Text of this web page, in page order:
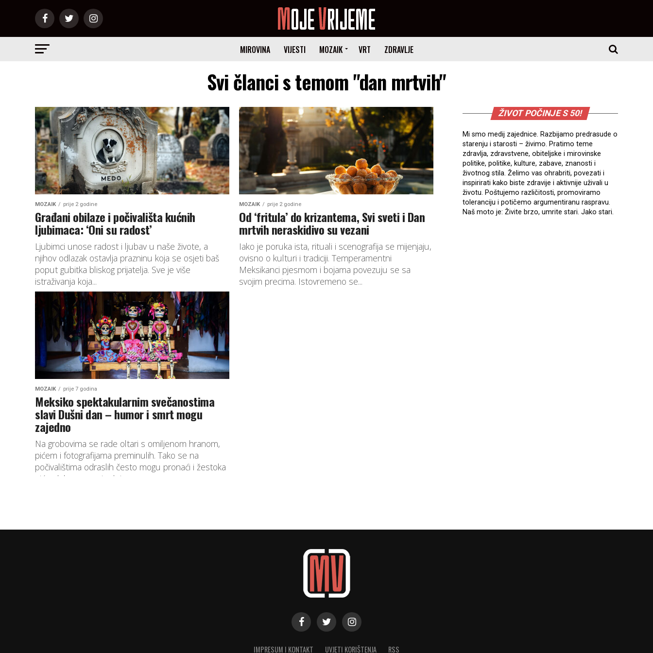
MIROVINA VIJESTI MOZAIK VRT ZDRAVLJE
Svi članci s temom "dan mrtvih"
MOZAIK prije 2 godine
Građani obilaze i počivališta kućnih
ljubimaca: ‘Oni su radost’
Ljubimci unose radost i ljubav u naše živote, a
njihov odlazak ostavlja prazninu koja se osjeti baš
poput gubitka bliskog prijatelja. Sve je više
istraživanja koja...
MOZAIK prije 2 godine
Od ‘fritula’ do krizantema, Svi sveti i Dan
mrtvih neraskidivo su vezani
Iako je poruka ista, rituali i scenografija se mijenjaju,
ovisno o kulturi i tradiciji. Temperamentni
Meksikanci pjesmom i bojama povezuju se sa
svojim precima. Istovremeno se...
MOZAIK prije 7 godina
Meksiko spektakularnim svečanostima
slavi Dušni dan – humor i smrt mogu
zajedno
Na grobovima se rade oltari s omiljenom hranom,
pićem i fotografijama preminulih. Tako se na
počivalištima odraslih često mogu pronaći i žestoka
pića, dok se preminuloj...
ŽIVOT POČINJE S 50!
Mi smo medij zajednice. Razbijamo predrasude o
starenju i starosti – živimo. Pratimo teme
zdravlja, zdravstvene, obiteljske i mirovinske
politike, politike, kulture, zabave, znanosti i
životnog stila. Želimo vas ohrabriti, povezati i
inspirirati kako biste zdravije i aktivnije uživali u
životu. Poštujemo različitosti, promoviramo
toleranciju i potičemo argumentiranu raspravu.
Naš moto je: Živite brzo, umrite stari. Jako stari.
IMPRESUM I KONTAKT UVJETI KORIŠTENJA RSS